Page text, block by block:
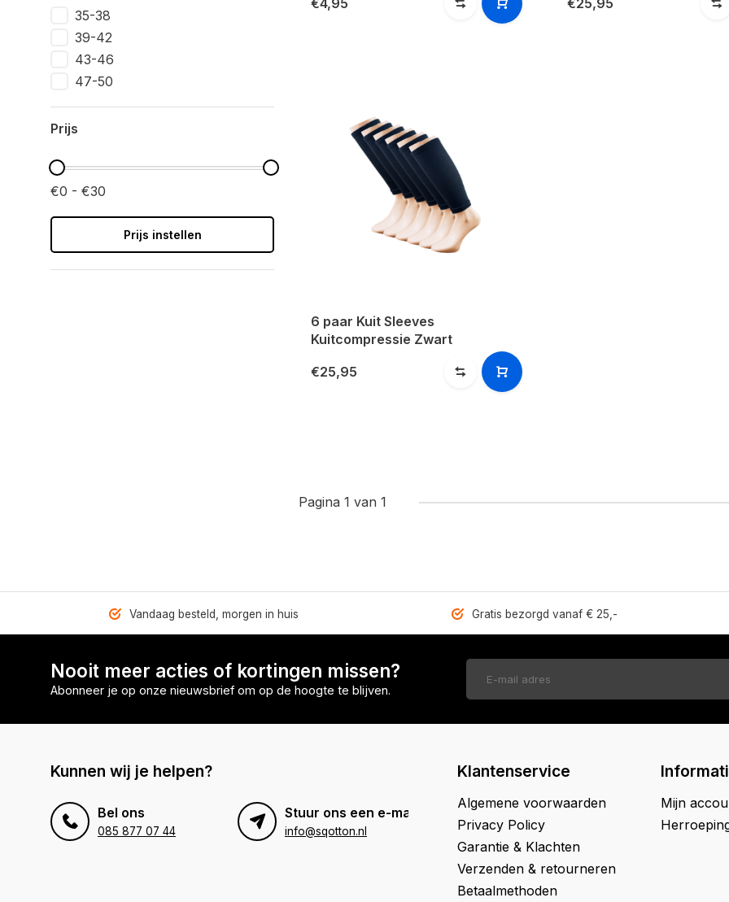
35-38
39-42
43-46
47-50
Prijs
€0 - €30
Prijs instellen
€4,95
€25,95
6 paar Kuit Sleeves
Kuitcompressie Zwart
€25,95
Pagina 1 van 1
Vandaag besteld, morgen in huis Gratis bezorgd vanaf € 25,-
Nooit meer acties of kortingen missen?
Abonneer je op onze nieuwsbrief om op de hoogte te blijven.
Kunnen wij je helpen?
Bel ons
085 877 07 44
Stuur ons een e-mail
info@sqotton.nl
Klantenservice
Algemene voorwaarden
Privacy Policy
Garantie & Klachten
Verzenden & retourneren
Betaalmethoden
Mijn